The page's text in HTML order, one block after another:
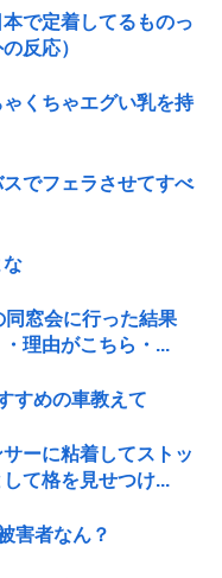
で定着してるものっ
反応）
ゃくちゃエグい乳を持
スでフェラさせてすべ
な
同窓会に行った結果
理由がこちら・...
すめの車教えて
ーに粘着してストッ
て格を見せつけ...
害者なん？